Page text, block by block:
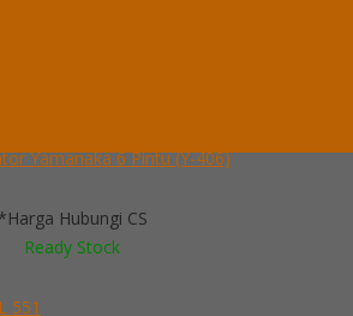
Yamanaka 6 Pintu (Y-406)
*Harga Hubungi CS
Ready Stock